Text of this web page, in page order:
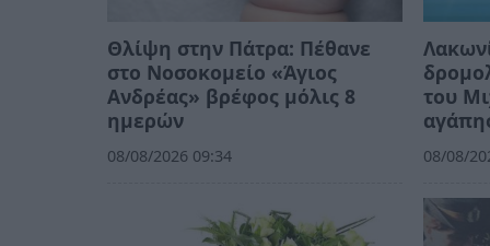
Θλίψη στην Πάτρα: Πέθανε
στο Νοσοκομείο «Άγιος
Ανδρέας» βρέφος μόλις 8
ημερών
08/08/2026 09:34
του
08/08/